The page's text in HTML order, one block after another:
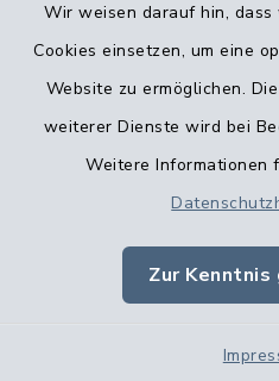
Wir weisen darauf hin,
Cookies einsetzen, um eine
Website zu ermöglichen.
weiterer Dienste wird bei
Weitere Informationen
Zur Kenntnis